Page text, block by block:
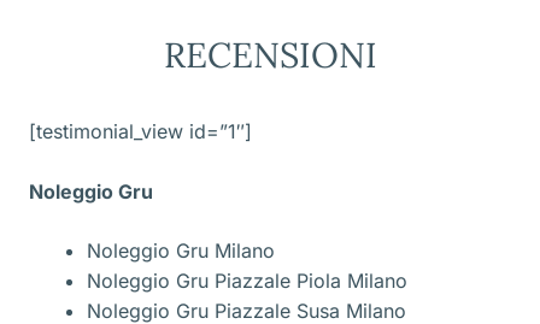
RECENSIONI
[testimonial_view id=”1″]
Noleggio Gru
Noleggio Gru Milano
Noleggio Gru Piazzale Piola Milano
Noleggio Gru Piazzale Susa Milano